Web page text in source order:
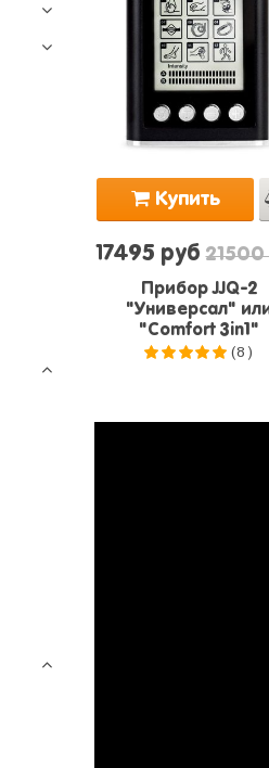
Купить
17495 руб21500
Прибор JJQ-2
"Универсал"
"Comfort 3in1"
(8)